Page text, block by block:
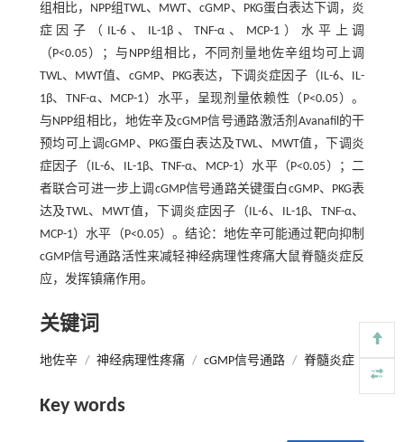
组相比，NPP组TWL、MWT、cGMP、PKG蛋白表达下调，炎
症因子（IL-6、IL-1β、TNF-α、MCP-1）水平上调
（P<0.05）；与NPP组相比，不同剂量地佐辛组均可上调
TWL、MWT值、cGMP、PKG表达，下调炎症因子（IL-6、IL-
1β、TNF-α、MCP-1）水平，呈现剂量依赖性（P<0.05）。
与NPP组相比，地佐辛及cGMP信号通路激活剂Avanafil的干
预均可上调cGMP、PKG蛋白表达及TWL、MWT值，下调炎
症因子（IL-6、IL-1β、TNF-α、MCP-1）水平（P<0.05）；二
者联合可进一步上调cGMP信号通路关键蛋白cGMP、PKG表
达及TWL、MWT值，下调炎症因子（IL-6、IL-1β、TNF-α、
MCP-1）水平（P<0.05）。结论：地佐辛可能通过靶向抑制
cGMP信号通路活性来减轻神经病理性疼痛大鼠脊髓炎症反
应，发挥镇痛作用。
关键词
地佐辛 / 神经病理性疼痛 / cGMP信号通路 / 脊髓炎症
Key words